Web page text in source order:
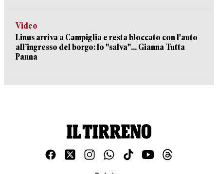
Video
Linus arriva a Campiglia e resta bloccato con l'auto
all’ingresso del borgo: lo "salva"... Gianna Tutta
Panna